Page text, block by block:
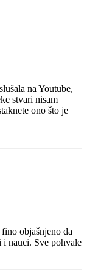
na Youtube,
stvari nisam
ono što je
objašnjeno da
nauci. Sve pohvale